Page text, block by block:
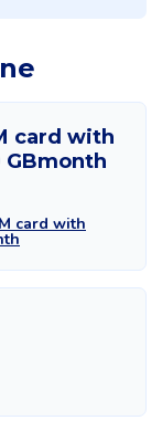
card with
card with